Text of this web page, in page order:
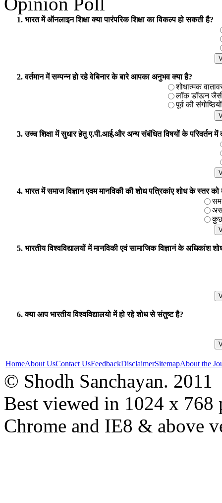
UGC
Minimum Standards and Procedure For Award of Mhil/Ph.D. Degree
1. भारत में ऑनलाइन शिक्षा क्या पारंपरिक शिक्षा का विकल्प हो सकती है?
2. वर्तमान में सम्पन्न हो रहे वेबिनार के बारे आपका अनुभव क्या है?
शोधात्मक
लॉक डॉऊन जैसी
पूर्व की
3. उच्च शिक्षा में सुधार हेतु ए.पी.आई.और अन्य संबंधित विषयों के परिवर्तन में
4. भारत में समाज विज्ञान एवम मानविकी की शोध पत्रिकांए शोध के स्तर को
कुछ
5. भारतीय विश्वविद्यालयों में मानविकी एवं सामाजिक विज्ञानं के अधिकांश
6. क्या आप भारतीय विश्वविद्यालयो में हो रहे शोध से संतुष्ट है?
HomeAbout UsContact UsFeedbackDisclaimerSitemapAbout the
© Shodh Sanchayan. 2011
Best viewed in 1024 x
Chrome and IE8 & above